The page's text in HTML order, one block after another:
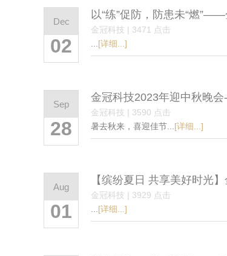
Dec
02
以“练”促防，防患未“燃
金冠科技 | 3471 点击
[详细...]
Sep
28
金冠科技2023年迎中秋晚
金冠科技 | 3590 点击
暑去秋来，喜迎佳节... [详细...]
Aug
01
【缤纷夏日 共享美好时光
金冠科技 | 3929 点击
[详细...]